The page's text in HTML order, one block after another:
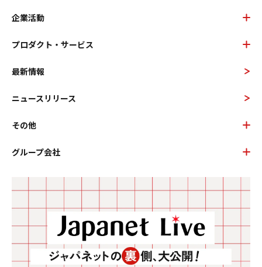
企業活動
プロダクト・サービス
最新情報
ニュースリリース
その他
グループ会社